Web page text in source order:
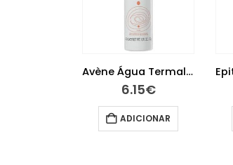
Epitact Protetor Joanetes Tamanho M
19.15€
ADICIONAR